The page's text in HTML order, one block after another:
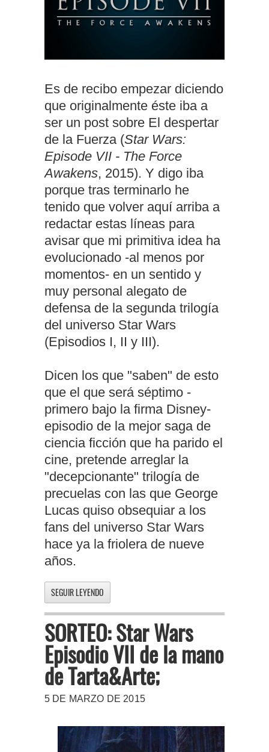
Es de recibo empezar diciendo
que originalmente éste iba a
ser un post sobre El despertar
de la Fuerza (Star Wars:
Episode VII - The Force
Awakens, 2015). Y digo iba
porque tras terminarlo he
tenido que volver aquí arriba a
redactar estas líneas para
avisar que mi primitiva idea ha
evolucionado -al menos por
momentos- en un sentido y
muy personal alegato de
defensa de la segunda trilogía
del universo Star Wars
(Episodios I, II y III).
Dicen los que "saben" de esto
que el que será séptimo -
primero bajo la firma Disney-
episodio de la mejor saga de
ciencia ficción que ha parido el
cine, pretende arreglar la
"decepcionante" trilogía de
precuelas con las que George
Lucas quiso obsequiar a los
fans del universo Star Wars
hace ya la friolera de nueve
años.
SEGUIR LEYENDO
SORTEO: Star Wars
Episodio VII de la mano
de Tarta&Arte;
5 DE MARZO DE 2015